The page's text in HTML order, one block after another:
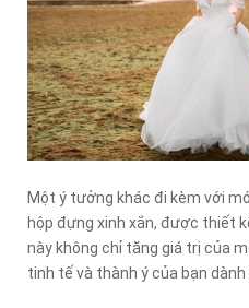
Một ý tưởng khác đi kèm với
hộp đựng xinh xắn, được thiết
này không chỉ tăng giá trị của
tinh tế và thành ý của bạn